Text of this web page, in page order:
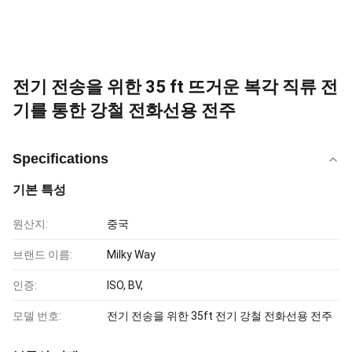
전기 전송을 위한 35 ft 뜨거운 복각 직류 전
기를 통한 강철 전화선용 전주
Specifications
기본 특성
원산지: 중국
브랜드 이름: Milky Way
인증: ISO, BV,
모델 번호: 전기 전송을 위한 35ft 전기 강철 전화선용 전주